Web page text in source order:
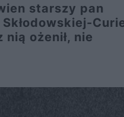
starszy pan
ożenił, nie